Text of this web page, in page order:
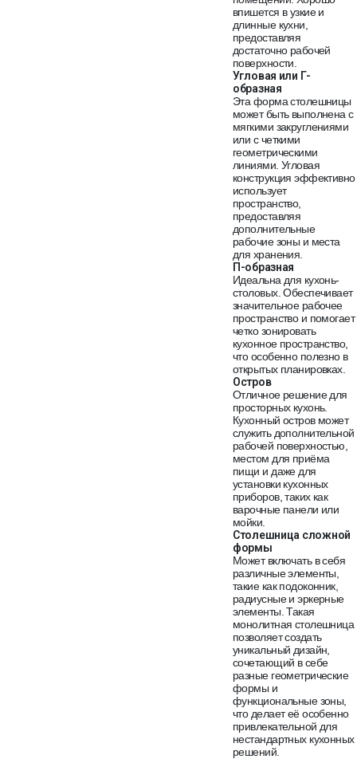
впишется в узкие и
длинные кухни,
предоставляя
достаточно рабочей
поверхности.
Угловая или Г-
образная
Эта форма столешницы
может быть выполнена с
мягкими закруглениями
или с четкими
геометрическими
линиями. Угловая
конструкция эффективно
использует
пространство,
предоставляя
дополнительные
рабочие зоны и места
для хранения.
П-образная
Идеальна для кухонь-
столовых. Обеспечивает
значительное рабочее
пространство и помогает
четко зонировать
кухонное пространство,
что особенно полезно в
открытых планировках.
Остров
Отличное решение для
просторных кухонь.
Кухонный остров может
служить дополнительной
рабочей поверхностью,
местом для приёма
пищи и даже для
установки кухонных
приборов, таких как
варочные панели или
мойки.
Столешница сложной
формы
Может включать в себя
различные элементы,
такие как подоконник,
радиусные и эркерные
элементы. Такая
монолитная столешница
позволяет создать
уникальный дизайн,
сочетающий в себе
разные геометрические
формы и
функциональные зоны,
что делает её особенно
привлекательной для
нестандартных кухонных
решений.